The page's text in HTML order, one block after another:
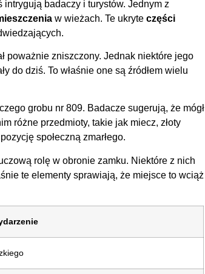
badaczy i turystów. Jednym z
w wieżach. Te ukryte części
poważnie zniszczony. Jednak niektóre jego
do dziś. To właśnie one są źródłem wielu
grobu nr 809. Badacze sugerują, że mógł
różne przedmioty, takie jak miecz, złoty
społeczną zmarłego.
rolę w obronie zamku. Niektóre z nich
te elementy sprawiają, że miejsce to wciąż